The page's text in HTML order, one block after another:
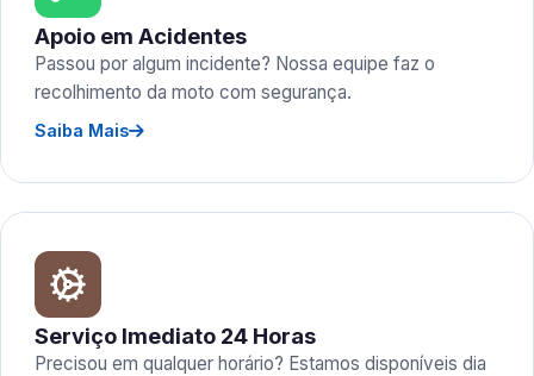
Apoio em Acidentes
Passou por algum incidente? Nossa equipe faz o
recolhimento da moto com segurança.
Saiba Mais
Serviço Imediato 24 Horas
Precisou em qualquer horário? Estamos disponíveis dia